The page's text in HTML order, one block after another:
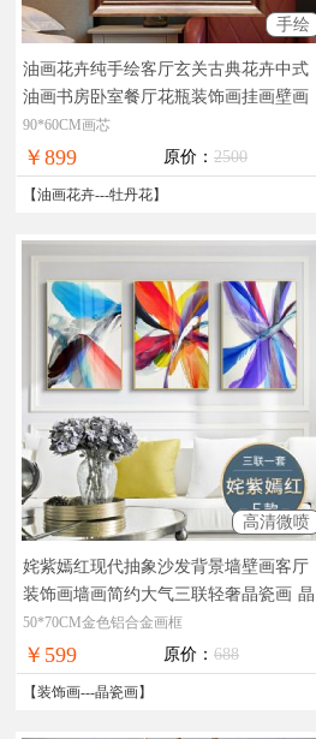
手绘
油画花卉纯手绘客厅玄关古典花卉中式
油画书房卧室餐厅花瓶装饰画挂画壁画
油画瓶花，实物拍摄，现货图片，在线
支付，全国免邮
90*60CM画芯
￥899 原价： 2500
【油画花卉---牡丹花】
高清微喷
姹紫嫣红现代抽象沙发背景墙壁画客厅
装饰画墙画简约大气三联轻奢晶瓷画 晶
莹剔透奢华极致工厂直销十五天无理由
退换
50*70CM金色铝合金画框
￥599 原价： 688
【装饰画---晶瓷画】